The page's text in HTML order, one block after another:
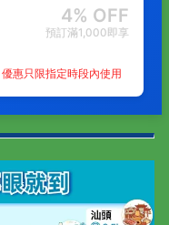
4% OFF
預訂滿1,000即享
優惠只限指定時段內使用